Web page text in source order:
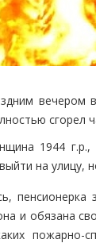
вечером
сгорел
1944
на улицу,
и обязана
пожарно-